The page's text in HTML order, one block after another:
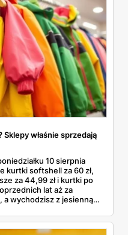
właśnie sprzedają
10 sierpnia
kurtki softshell za 60 zł,
za 44,99 zł i kurtki po
lat aż za
a wychodzisz z jesienną
tygodniu i czy jest
się wakacje.